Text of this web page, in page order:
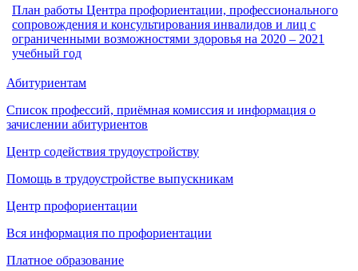
План работы Центра профориентации, профессионального
сопровождения и консультирования инвалидов и лиц с
ограниченными возможностями здоровья на 2020 – 2021
учебный год
Абитуриентам
Список профессий, приёмная комиссия и информация о
зачислении абитуриентов
Центр содействия трудоустройству
Помощь в трудоустройстве выпускникам
Центр профориентации
Вся информация по профориентации
Платное образование